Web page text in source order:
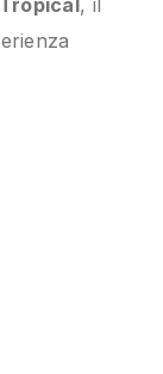
Tropical, il